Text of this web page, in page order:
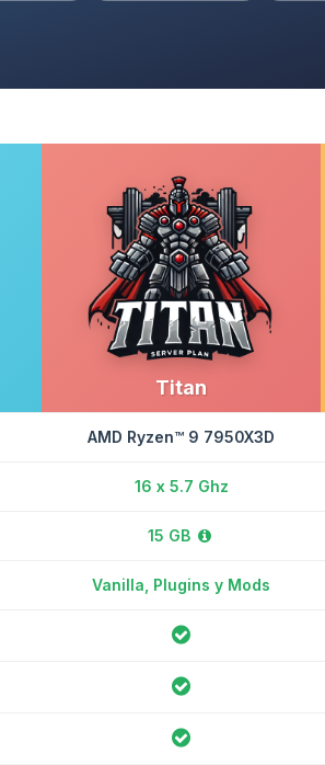
Titan
AMD Ryzen™ 9 7950X3D
16 x 5.7 Ghz
15 GB
Vanilla, Plugins y Mods